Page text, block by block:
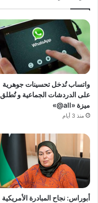
واتساب تُدخل تحسينات جوهرية
على الدردشات الجماعية و تُطلق
ميزة «all@»
منذ 3 أيام
أبوراس: نجاح المبادرة الأمريكية